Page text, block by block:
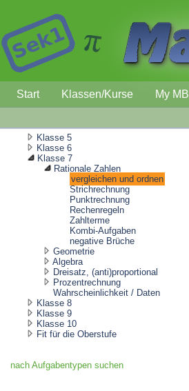
Start Klassen/Kurse My MB
Klasse 5
Klasse 6
Klasse 7
Rationale Zahlen
vergleichen und ordnen
Strichrechnung
Punktrechnung
Rechenregeln
Zahlterme
Kombi-Aufgaben
negative Brüche
Geometrie
Algebra
Dreisatz, (anti)proportional
Prozentrechnung
Wahrscheinlichkeit / Daten
Klasse 8
Klasse 9
Klasse 10
Fit für die Oberstufe
nach Aufgabentypen suchen